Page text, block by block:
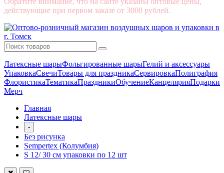
действующие при первом заказе от 3000 рублей.
Латексные шарыФольгированные шарыГелий и аксессуары
УпаковкаСвечиТовары для праздникаСервировкаПолиграфия
ФлористикаТематикаПраздникиОбучениеКанцелярияПодарки
Мерч
Главная
Латексные шары
-
Без рисунка
Sempertex (Колумбия)
S 12/ 30 см упаковки по 12 шт